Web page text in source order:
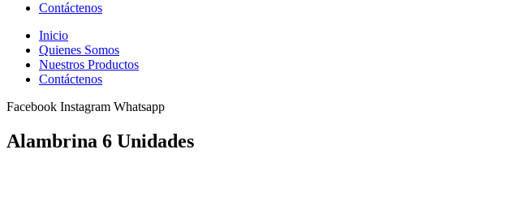
Contáctenos
Inicio
Quienes Somos
Nuestros Productos
Contáctenos
Facebook Instagram Whatsapp
Alambrina 6 Unidades